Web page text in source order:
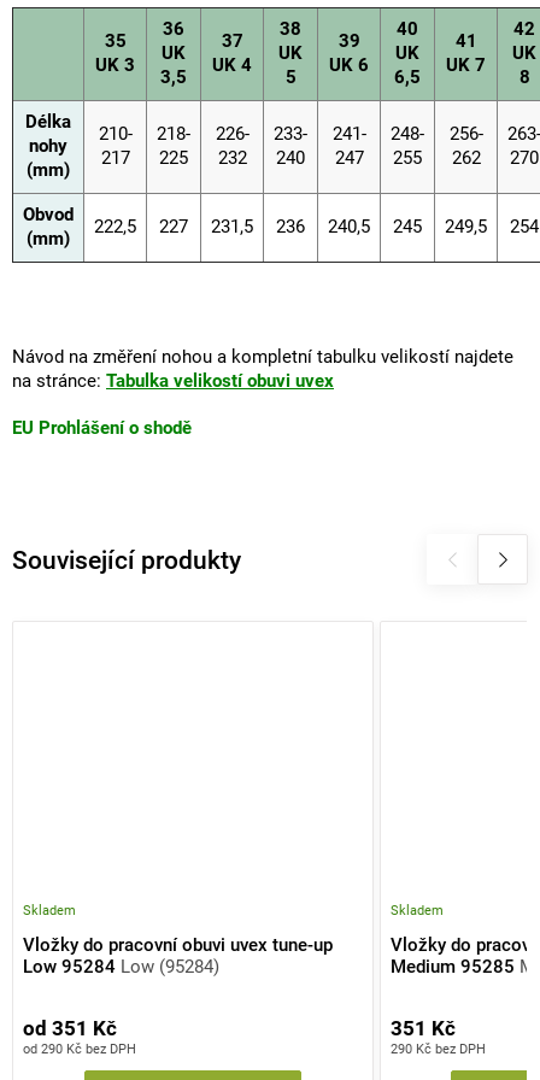
Související produkty
Vložky do pracovní obuvi uvex tune-up
Low 95284 Low (95284)
Skladem
od 290 Kč bez DPH
od 351 Kč
Vložky do
Medium 95285
Skladem
290 Kč bez DPH
351 Kč
35
UK 3
36
UK
3,5
37
UK 4
38
UK
5
39
UK 6
40
UK
6,5
41
UK 7
42
UK
8
Délka
nohy
(mm)
210-
217
218-
225
226-
232
233-
240
241-
247
248-
255
256-
262
263-
270
Obvod
(mm)
222,5 227 231,5 236 240,5 245 249,5 254
Návod na změření nohou a kompletní tabulku velikostí najdete
na stránce: Tabulka velikostí obuvi uvex
EU Prohlášení o shodě